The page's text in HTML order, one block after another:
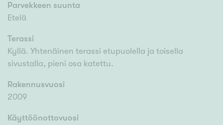
Parvekkeen suunta
Etelä
Terassi
Kyllä. Yhtenäinen terassi etupuolella ja toisella
sivustalla, pieni osa katettu.
Rakennusvuosi
2009
Käyttöönottovuosi